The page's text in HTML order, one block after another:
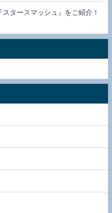
タースマッシュ』をご紹介！